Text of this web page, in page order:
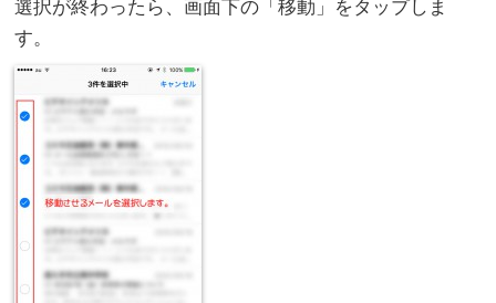
選択が終わったら、画面下の「移動」をタップしま
す。